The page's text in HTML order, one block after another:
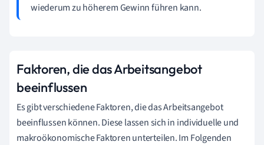
wiederum zu höherem Gewinn führen kann.
Faktoren, die das Arbeitsangebot
beeinflussen
Es gibt verschiedene Faktoren, die das Arbeitsangebot
beeinflussen können. Diese lassen sich in individuelle und
makroökonomische Faktoren unterteilen. Im Folgenden